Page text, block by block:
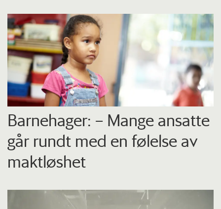
Barnehager: – Mange ansatte
går rundt med en følelse av
maktløshet